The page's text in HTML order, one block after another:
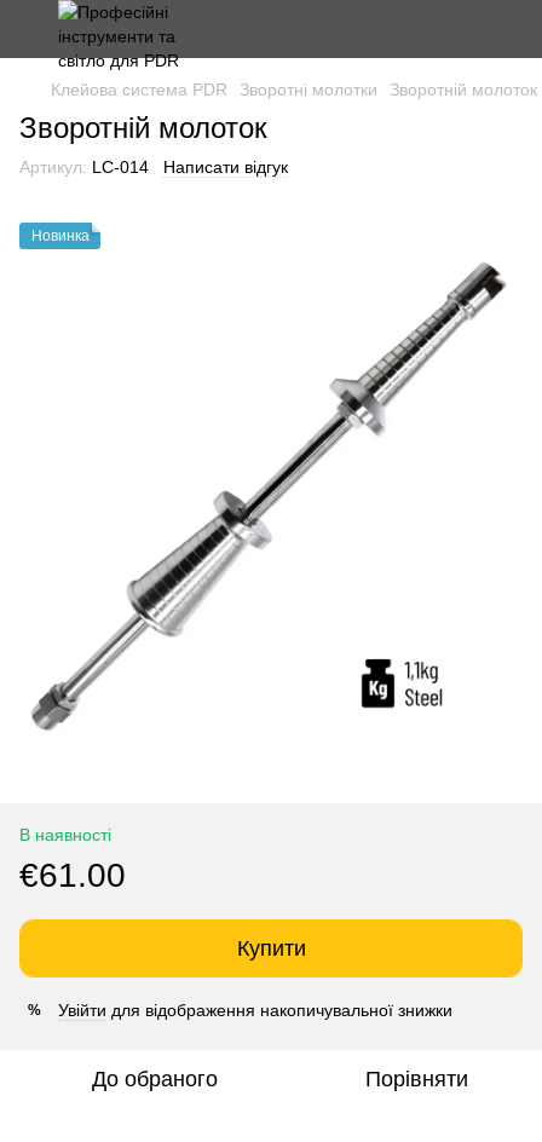
Клейова система PDR Зворотні молотки Зворотній молоток
Зворотній молоток
Артикул: LC-014 Написати відгук
Новинка
В наявності
€61.00
Купити
% Увійти для відображення накопичувальної знижки
До обраного Порівняти